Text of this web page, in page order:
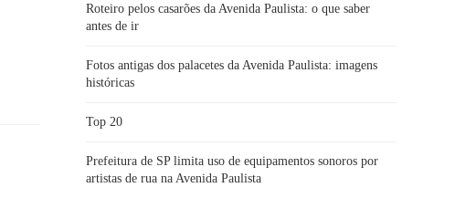
Roteiro pelos casarões da Avenida Paulista: o que saber
antes de ir
Fotos antigas dos palacetes da Avenida Paulista: imagens
históricas
Top 20
Prefeitura de SP limita uso de equipamentos sonoros por
artistas de rua na Avenida Paulista